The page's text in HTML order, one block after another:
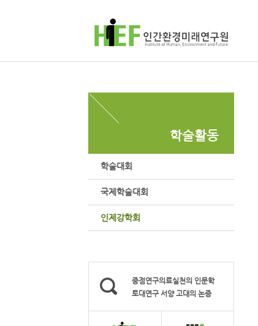
학술활동
학술대회
국제학술대회
인제강학회
중점연구의료실천의 인문학
토대연구 서양 고대의 논증